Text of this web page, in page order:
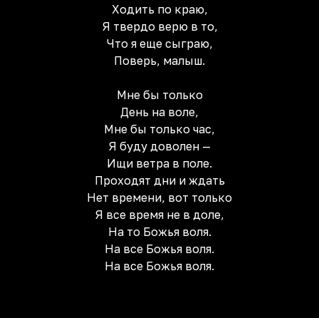
Ходить по краю,
Я твердо верю в то,
Что я еще сыграю,
Поверь, малыш.
Мне бы только
День на воле,
Мне бы только час,
Я буду доволен —
Ищи ветра в поле.
Проходят дни и ждать
Нет времени, вот только
Я все время не в доле,
Hа то Божья воля.
Hа все Божья воля.
Hа все Божья воля.